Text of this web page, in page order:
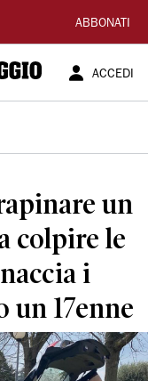
ABBONATI
ACCEDI
un
colpire le
i
17enne